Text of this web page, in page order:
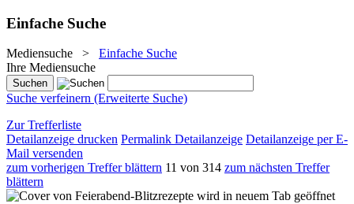
Einfache Suche
Mediensuche > Einfache Suche
Ihre Mediensuche
Suche verfeinern (Erweiterte Suche)
Zur Trefferliste
Detailanzeige drucken Permalink Detailanzeige Detailanzeige per E-
Mail versenden
zum vorherigen Treffer blättern 11 von 314 zum nächsten Treffer
blättern
wird in neuem Tab geöffnet